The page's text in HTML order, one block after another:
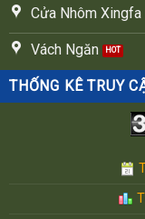
Cửa Nhôm Xingfa
Vách Ngăn
THỐNG KÊ TRUY